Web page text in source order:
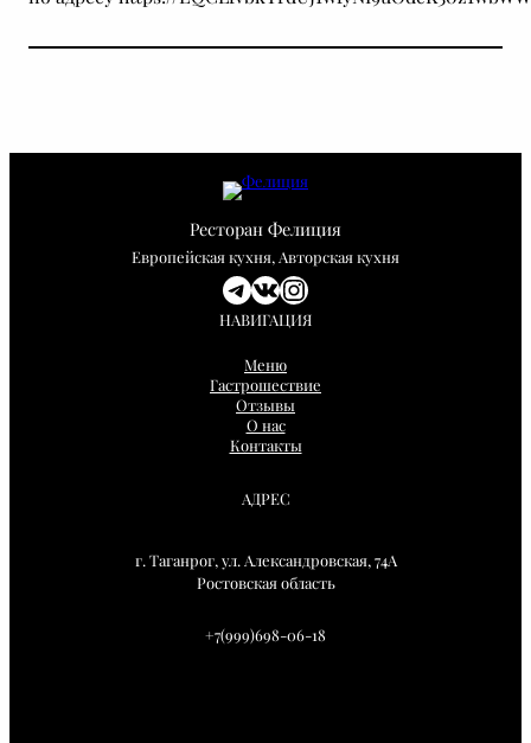
Ресторан Фелиция
Европейская кухня, Авторская кухня
TelegramВКонтакте Instagram
НАВИГАЦИЯ
Меню
Гастрошествие
Отзывы
О нас
Контакты
АДРЕС
г. Таганрог, ул. Александровская, 74А
Ростовская область
+7(999)698-06-18